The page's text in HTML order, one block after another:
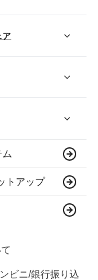
ア
トアップ
ビニ/銀行振り込